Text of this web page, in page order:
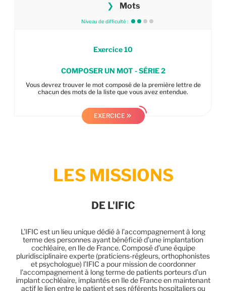
❯
Mots
Niveau de difficulté :
Exercice10
COMPOSER UN MOT - SÉRIE 2
Vous devrez trouver le mot composé de la première lettre de
chacun des mots de la liste que vous avez entendue.
EXERCICE
LES MISSIONS
DE L'IFIC
L’IFIC est un lieu unique dédié à l’accompagnement à long
terme des personnes ayant bénéficié d’une implantation
cochléaire, en Ile de France. Composé d’une équipe
pluridisciplinaire experte (praticiens-régleurs, orthophonistes
et psychologue) l’IFIC a pour mission de coordonner
l’accompagnement à long terme de patients porteurs d’un
implant cochléaire, implantés en Ile de France en maintenant
actif le lien entre le patient et ses référents hospitaliers ou